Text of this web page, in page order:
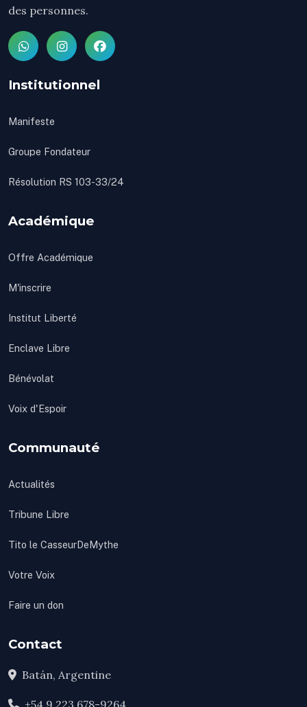
des personnes.
Institutionnel
Manifeste
Groupe Fondateur
Résolution RS 103-33/24
Académique
Offre Académique
M'inscrire
Institut Liberté
Enclave Libre
Bénévolat
Voix d'Espoir
Communauté
Actualités
Tribune Libre
Tito le CasseurDeMythe
Votre Voix
Faire un don
Contact
Batán, Argentine